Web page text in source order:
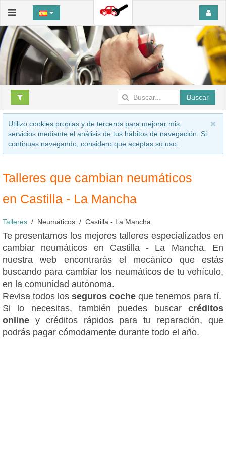
Buscar
Utilizo cookies propias y de terceros para mejorar mis
servicios mediante el análisis de tus hábitos de navegación. Si
continuas navegando, considero que aceptas su uso.
Talleres que cambian neumáticos
en Castilla - La Mancha
Talleres Neumáticos Castilla - La Mancha
Te presentamos los mejores talleres especializados en
cambiar neumáticos en Castilla - La Mancha. En
nuestra web encontrarás el mecánico que estás
buscando para cambiar los neumáticos de tu vehículo,
en la comunidad autónoma.
Revisa todos los seguros coche que tenemos para tí.
Si lo necesitas, también puedes buscar créditos
online y créditos rápidos para tu reparación, que
podrás pagar cómodamente durante todo el año.